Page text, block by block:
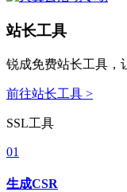
站长工具
锐成免费站长工具，
前往站长工具 >
SSL工具
01
生成CSR